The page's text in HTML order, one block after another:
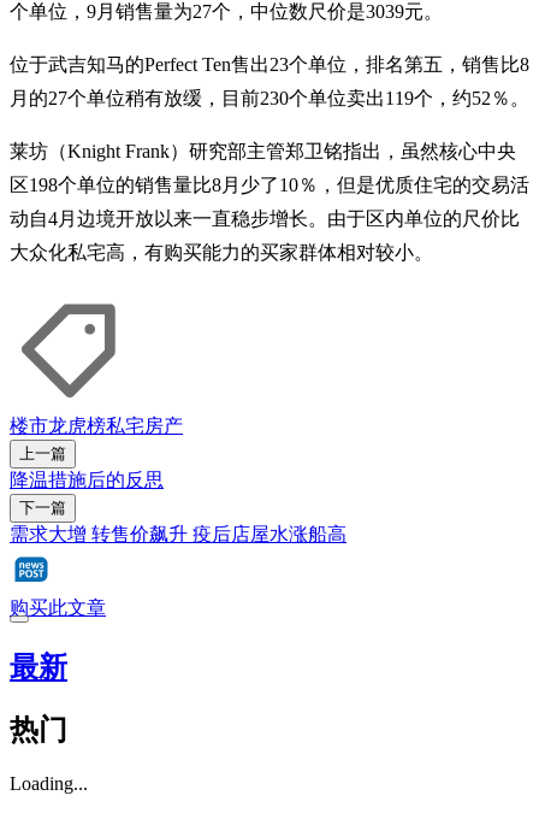
个单位，9月销售量为27个，中位数尺价是3039元。
位于武吉知马的Perfect Ten售出23个单位，排名第五，销售比8
月的27个单位稍有放缓，目前230个单位卖出119个，约52％。
莱坊（Knight Frank）研究部主管郑卫铭指出，虽然核心中央
区198个单位的销售量比8月少了10％，但是优质住宅的交易活
动自4月边境开放以来一直稳步增长。由于区内单位的尺价比
大众化私宅高，有购买能力的买家群体相对较小。
楼市龙虎榜私宅房产
上一篇
降温措施后的反思
下一篇
需求大增 转售价飙升 疫后店屋水涨船高
购买此文章
最新
热门
Loading...